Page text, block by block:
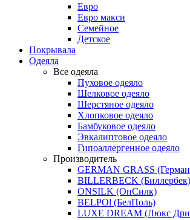
Евро
Евро макси
Семейное
Детское
Покрывала
Одеяла
Все одеяла
Пуховое одеяло
Шелковое одеяло
Шерстяное одеяло
Хлопковое одеяло
Бамбуковое одеяло
Эвкалиптовое одеяло
Гипоаллергенное одеяло
Производитель
GERMAN GRASS (Герман
BILLERBECK (Биллербек)
ONSILK (ОнСилк)
BELPOl (БелПоль)
LUXE DREAM (Люкс